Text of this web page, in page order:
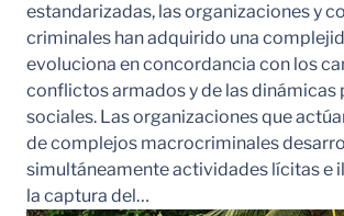
estandarizadas, las organizaciones y
criminales han adquirido una
evoluciona en concordancia con los
conflictos armados y de las dinámicas
sociales. Las organizaciones que
de complejos macrocriminales
simultáneamente actividades lícitas e
la captura del…